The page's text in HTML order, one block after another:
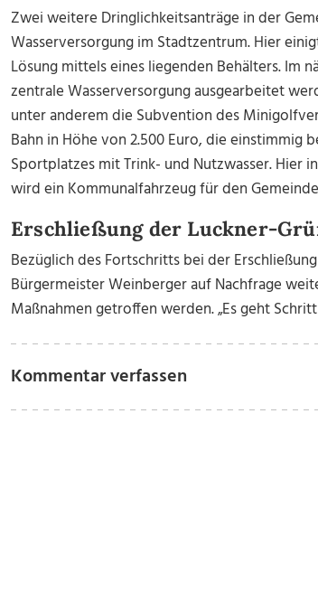
Zwei weitere Dringlichkeitsanträge in der
Wasserversorgung im Stadtzentrum. Hier
Lösung mittels eines liegenden Behälters. Im
zentrale Wasserversorgung ausgearbeitet
unter anderem die Subvention des
Bahn in Höhe von 2.500 Euro, die einstimmig
Sportplatzes mit Trink- und Nutzwasser. Hier
wird ein Kommunalfahrzeug für den
Erschließung der Luckner-
Bezüglich des Fortschritts bei der
Bürgermeister Weinberger auf Nachfrage
Maßnahmen getroffen werden. „Es geht
Kommentar verfassen